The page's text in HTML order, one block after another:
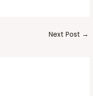
Next Post →